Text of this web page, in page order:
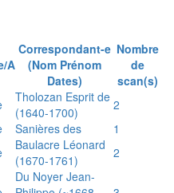
A
Correspondant-e
(Nom Prénom
Dates)
Nombre
de
scan(s)
Tholozan Esprit de
(1640-1700)
2
Sanières des
1
Baulacre Léonard
(1670-1761)
2
Du Noyer Jean-